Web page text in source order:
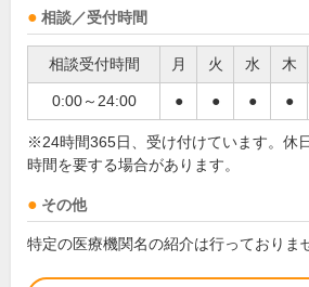
相談／受付時間
相談受付時間 月 火 水 木
0:00～24:00 ● ● ● ●
※24時間365日、受け付けています。休
時間を要する場合があります。
その他
特定の医療機関名の紹介は行っておりま